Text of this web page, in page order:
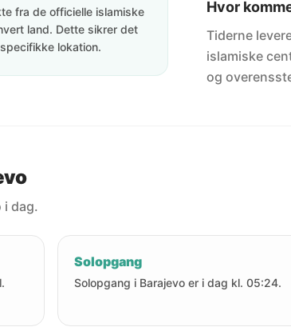
fra de officielle islamiske
land. Dette sikrer det
lokation.
Hvor
Tiderne
islamiske
og
i dag.
Solopgang
Solopgang i Barajevo er i dag kl. 05:24.